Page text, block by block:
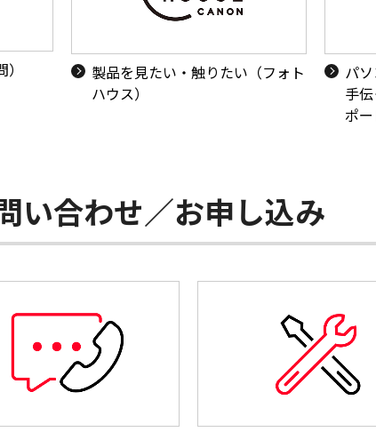
製品を見たい・触りたい（フォト
ハウス）
パ
手
ポー
い合わせ／お申し込み